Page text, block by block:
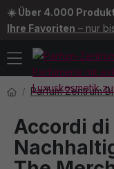
☀️ Über 4.000
Ihre Favoriten – nur
Parfum Zentrum
Accordi